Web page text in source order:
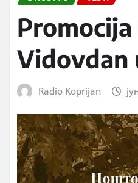
Vidovdan
Radio Koprijan